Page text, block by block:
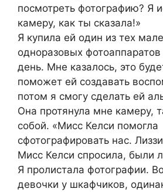
посмотреть фотографию? Я
камеру, как ты сказала!»
Я купила ей один из тех
одноразовых
день. Мне казалось, это
поможет ей создавать
потом я смогу сделать ей
Она протянула мне камеру,
собой. «Мисс Келси помогла
сфотографировать нас.
Мисс Келси спросила, были
Я пролистала фотографии.
девочки у шкафчиков,